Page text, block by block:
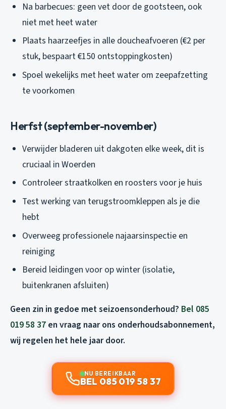
Na barbecues: geen vet door de gootsteen, ook
niet met heet water
Plaats haarzeefjes in alle doucheafvoeren (€2 per
stuk, bespaart €150 ontstoppingkosten)
Spoel wekelijks met heet water om zeepafzetting
te voorkomen
Herfst (september-november)
Verwijder bladeren uit dakgoten elke week, dit is
cruciaal in Woerden
Controleer straatkolken en roosters voor je huis
Test werking van terugstroomkleppen als je die
hebt
Overweeg professionele najaarsinspectie en
reiniging
Bereid leidingen voor op winter (isolatie,
buitenkranen afsluiten)
Geen zin in gedoe met seizoensonderhoud? Bel 085
019 58 37 en vraag naar ons onderhoudsabonnement,
wij regelen het hele jaar door.
NU BEREIKBAAR
BEL 085 019 58 37